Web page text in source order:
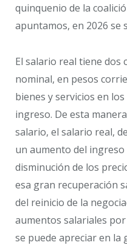
quinquenio de la
apuntamos, en 2026 se
El salario real tiene dos
nominal, en pesos
bienes y servicios en
ingreso. De esta
salario, el salario real,
un aumento del
disminución de los
esa gran recuperación
del reinicio de la
aumentos salariales
se puede apreciar en la